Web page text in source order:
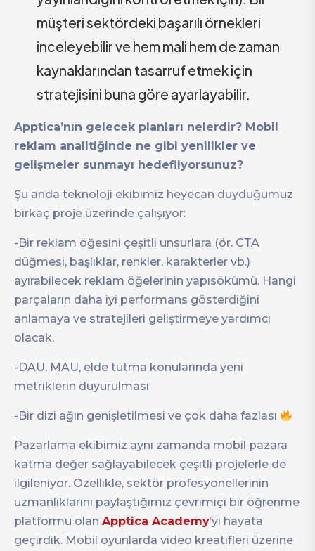
müşteri sektördeki başarılı örnekleri
inceleyebilir ve hem mali hem de zaman
kaynaklarından tasarruf etmek için
stratejisini buna göre ayarlayabilir.
Apptica’nın gelecek planları nelerdir? Mobil
reklam analitiğinde ne gibi yenilikler ve
gelişmeler sunmayı hedefliyorsunuz?
Şu anda teknoloji ekibimiz heyecan duyduğumuz
birkaç proje üzerinde çalışıyor:
-Bir reklam öğesini çeşitli unsurlara (ör. CTA
düğmesi, başlıklar, renkler, karakterler vb.)
ayırabilecek reklam öğelerinin yapısökümü. Hangi
parçaların daha iyi performans gösterdiğini
anlamaya ve stratejileri geliştirmeye yardımcı
olacak.
-DAU, MAU, elde tutma konularında yeni
metriklerin duyurulması
-Bir dizi ağın genişletilmesi ve çok daha fazlası
Pazarlama ekibimiz aynı zamanda mobil pazara
katma değer sağlayabilecek çeşitli projelerle de
ilgileniyor. Özellikle, sektör profesyonellerinin
uzmanlıklarını paylaştığımız çevrimiçi bir öğrenme
platformu olan Apptica Academy‘yi hayata
geçirdik. Mobil oyunlarda video kreatifleri üzerine